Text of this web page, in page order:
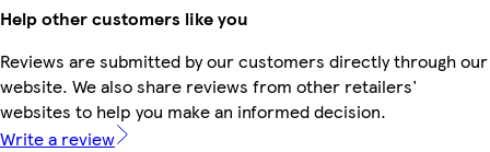
Help other customers like you
Reviews are submitted by our customers directly through our
website. We also share reviews from other retailers'
websites to help you make an informed decision.
Write a review